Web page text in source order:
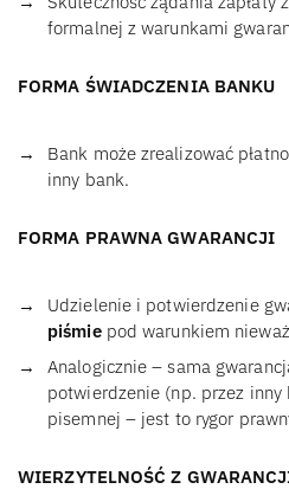
formalnej z warunkami
FORMA ŚWIADCZENIA BANKU
Bank może zrealizować
inny bank.
FORMA PRAWNA GWARANCJI
Udzielenie i potwierdzenie
piśmiepod warunkiem
Analogicznie – sama
potwierdzenie (np. przez
pisemnej – jest to rygor
WIERZYTELNOŚĆ Z